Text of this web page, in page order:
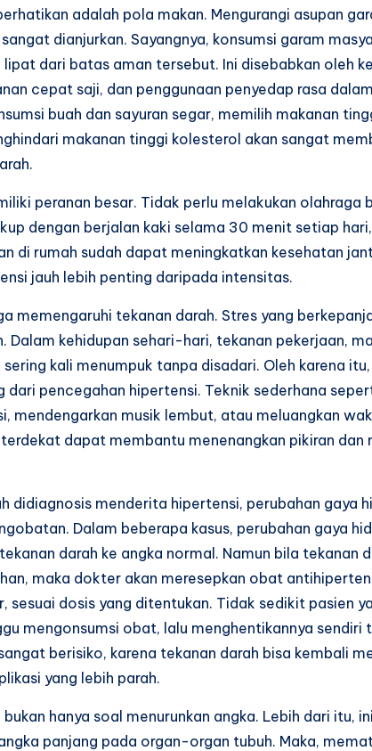
adalah pola makan. Mengurangi asupan
dianjurkan. Sayangnya, konsumsi garam
dari batas aman tersebut. Ini disebabkan oleh
cepat saji, dan penggunaan penyedap rasa
buah dan sayuran segar, memilih makanan
makanan tinggi kolesterol akan sangat
peranan besar. Tidak perlu melakukan
dengan berjalan kaki selama 30 menit setiap
di rumah sudah dapat meningkatkan kesehatan
jauh lebih penting daripada intensitas.
memengaruhi tekanan darah. Stres yang
Dalam kehidupan sehari-hari, tekanan pekerjaan,
kali menumpuk tanpa disadari. Oleh karena
dari pencegahan hipertensi. Teknik sederhana
mendengarkan musik lembut, atau meluangkan
dapat membantu menenangkan pikiran dan
didiagnosis menderita hipertensi, perubahan gaya
Dalam beberapa kasus, perubahan gaya
darah ke angka normal. Namun bila tekanan
maka dokter akan meresepkan obat
sesuai dosis yang ditentukan. Tidak sedikit pasien
mengonsumsi obat, lalu menghentikannya sendiri
berisiko, karena tekanan darah bisa kembali
yang lebih parah.
hanya soal menurunkan angka. Lebih dari itu,
panjang pada organ-organ tubuh. Maka,